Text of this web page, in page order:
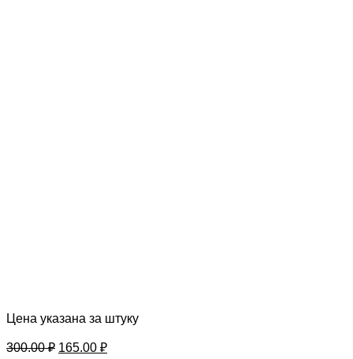
Цена указана за штуку
300.00₽ Первоначальная
165.00 ₽Текущая